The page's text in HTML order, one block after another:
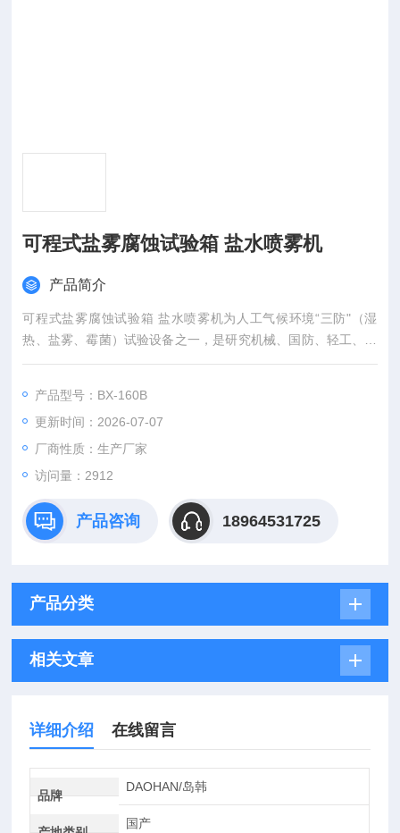
可程式盐雾腐蚀试验箱 盐水喷雾机
产品简介
可程式盐雾腐蚀试验箱 盐水喷雾机为人工气候环境“三防"（湿
热、盐雾、霉菌）试验设备之一，是研究机械、国防、轻工、电
子、轻工电子、仪表等行业各种环境适应性和可靠性的一种重要
基本环境试验规程试验Ka:盐雾试验方法》做中性盐雾试验，同
时也可做醋酸盐雾试验。
产品型号：BX-160B
更新时间：2026-07-07
厂商性质：生产厂家
访问量：2912
产品咨询 18964531725
产品分类
相关文章
详细介绍 在线留言
品牌
DAOHAN/岛韩
国产